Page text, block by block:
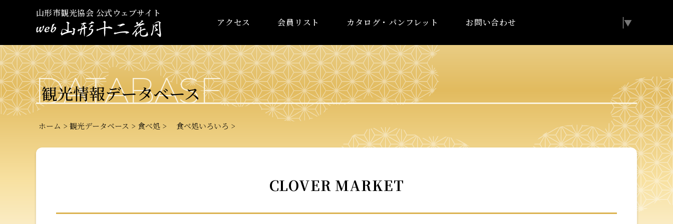
山形市観光協会 公式ウェブサイト
▼
アクセス 会員リスト カタログ・パンフレット お問い合わせ
観光情報データベース
DATABASE
ホーム 観光データベース 食べ処 食べ処いろいろ
CLOVER MARKET